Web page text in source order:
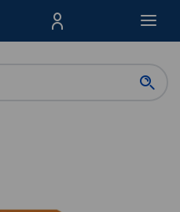
Menu Produktów,